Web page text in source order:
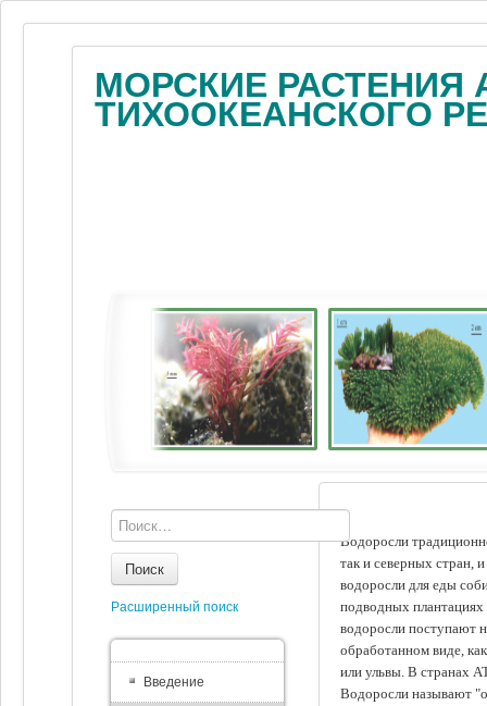
МОРСКИЕ РАСТЕНИЯ
ТИХООКЕАНСКОГО
Водоросли
так и северных стран,
водоросли для еды
подводных
водоросли поступают
обработанном виде,
или ульвы. В странах
Водоросли называют
Поиск
Расширенный поиск
Введение